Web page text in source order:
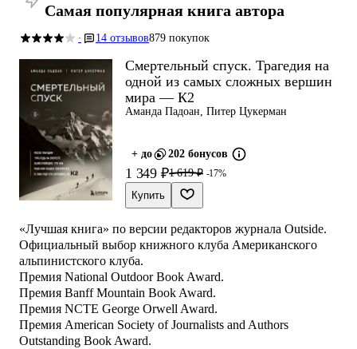
Самая популярная книга автора
· 14 отзывов879 покупок
Смертельный спуск. Трагедия на
одной из самых сложных вершин
мира — К2
Аманда Падоан, Питер Цукерман
+ до 202 бонусов
1 349 ₽1 619 ₽ -17%
Купить
«Лучшая книга» по версии редакторов журнала Outside.
Официальный выбор книжного клуба Американского
альпинистского клуба.
Премия National Outdoor Book Award.
Премия Banff Mountain Book Award.
Премия NCTE George Orwell Award.
Премия American Society of Journalists and Authors
Outstanding Book Award.